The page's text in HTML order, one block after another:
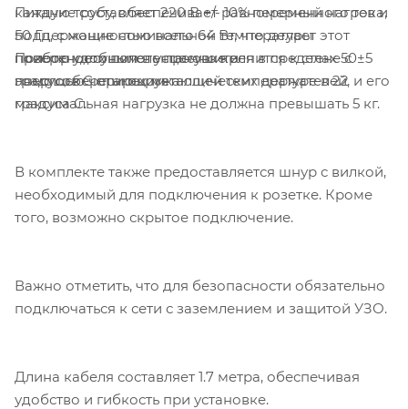
каждую трубу, обеспечивает равномерный нагрев и
поддержание номинальной температуры
поверхности полотенцесушителя в пределах 50±5
градусов C при окружающей температуре в 22
градуса C.
Питание составляет 220 В +/- 10% переменного тока,
50 Гц, с мощностью всего 64 Вт, что делает этот
прибор удобным в установке и
энергосберегающим.
Полотенцесушитель прочно крепится к стене с
помощью четырех металлических держателей, и его
максимальная нагрузка не должна превышать 5 кг.
В комплекте также предоставляется шнур с вилкой,
необходимый для подключения к розетке. Кроме
того, возможно скрытое подключение.
Важно отметить, что для безопасности обязательно
подключаться к сети с заземлением и защитой УЗО.
Длина кабеля составляет 1.7 метра, обеспечивая
удобство и гибкость при установке.